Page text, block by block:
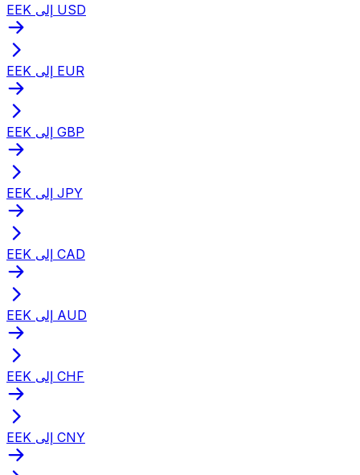
EEK إلى USD
EEK إلى EUR
EEK إلى GBP
EEK إلى JPY
EEK إلى CAD
EEK إلى AUD
EEK إلى CHF
EEK إلى CNY